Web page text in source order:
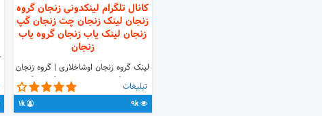
کانال تلگرام لینکدونی زنجان گروه
زنجان لینک زنجان چت زنجان گپ
زنجان لینک یاب زنجان گروه یاب
زنجان
لینک گروه زنجان اوشاخلاری | گروه زنجان
بکس | گروه زنجان بازاری | گروه تلگرام
دانشگاه زنجان | گپ زنجانی ها | گروه
دخترپسرای زنجان . جهت تبلیغ لینک
تبلیغات
9k
1k